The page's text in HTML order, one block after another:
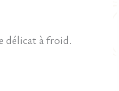
délicat à froid.